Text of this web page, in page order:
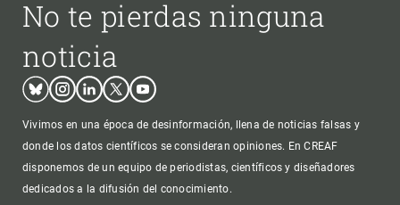
No te pierdas ninguna
noticia
BlueskyInstagram
LinkedinTwitterYoutube
Vivimos en una época de desinformación, llena de noticias falsas y
donde los datos científicos se consideran opiniones. En CREAF
disponemos de un equipo de periodistas, científicos y diseñadores
dedicados a la difusión del conocimiento.